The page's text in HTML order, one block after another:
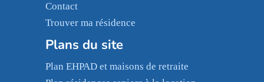
Contact
Trouver ma résidence
Plans du site
Plan EHPAD et maisons de retraite